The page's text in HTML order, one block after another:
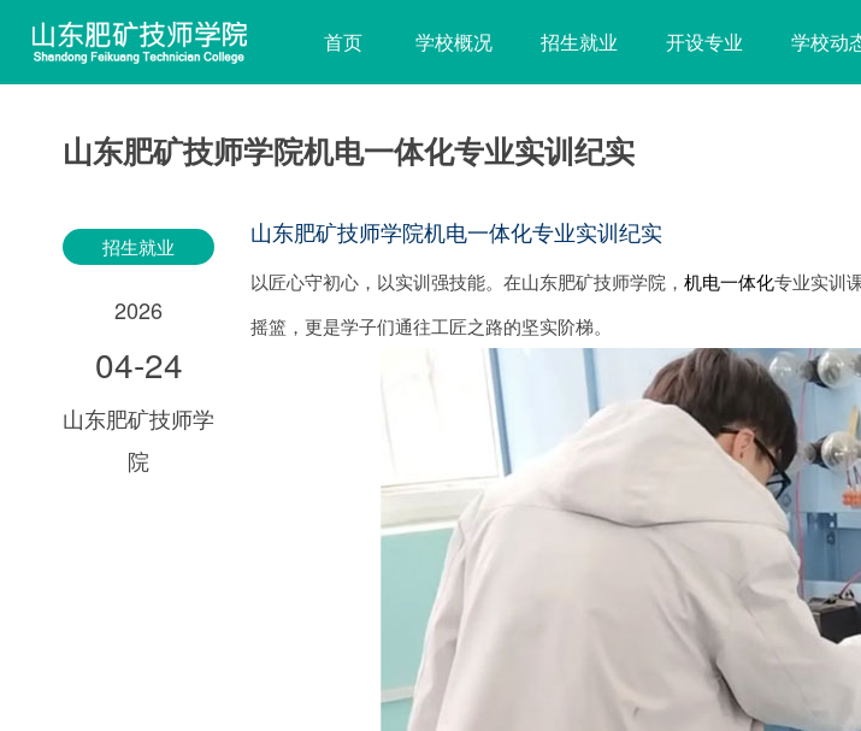
首页 学校概况 招生就业 开设专业 学校动
山东肥矿技师学院机电一体化专业实训纪实
招生就业
2026
04-24
山东肥矿技师学
院
山东肥矿技师学院机电一体化专业实训纪实
以匠心守初心，以实训强技能。在山东肥矿技师学院，机电一体化专业实训
摇篮，更是学子们通往工匠之路的坚实阶梯。